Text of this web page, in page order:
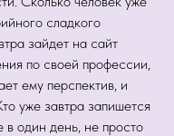
сладкого
зайдет на сайт
по своей профессии,
ему перспектив, и
уже завтра запишется
в один день, не просто